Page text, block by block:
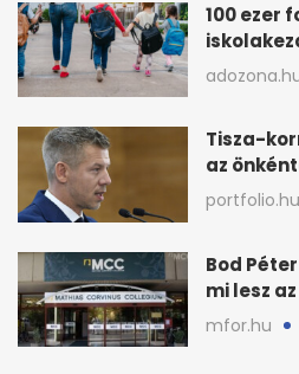
100 ezer
2026
Tisza-
az
portfolio.hu
Bod
mi lesz
mfor.hu